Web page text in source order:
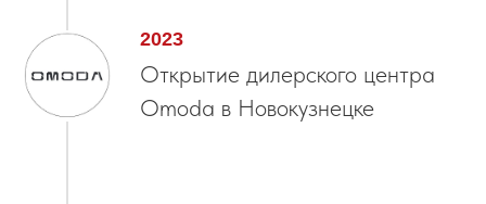
2023
Открытие дилерского центра
Omoda в Новокузнецке